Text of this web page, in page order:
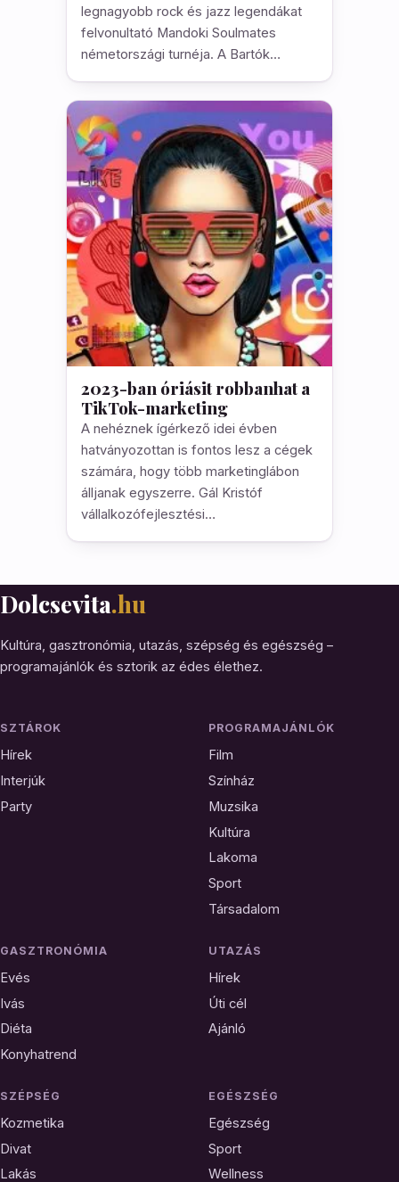
legnagyobb rock és jazz legendákat
felvonultató Mandoki Soulmates
németországi turnéja. A Bartók…
2023-ban óriásit robbanhat a
TikTok-marketing
A nehéznek ígérkező idei évben
hatványozottan is fontos lesz a cégek
számára, hogy több marketinglábon
álljanak egyszerre. Gál Kristóf
vállalkozófejlesztési…
Dolcsevita.hu
Kultúra, gasztronómia, utazás, szépség és egészség –
programajánlók és sztorik az édes élethez.
SZTÁROK
Hírek
Interjúk
Party
PROGRAMAJÁNLÓK
Film
Színház
Muzsika
Kultúra
Lakoma
Sport
Társadalom
GASZTRONÓMIA
Evés
Ivás
Diéta
Konyhatrend
UTAZÁS
Hírek
Úti cél
Ajánló
SZÉPSÉG
Kozmetika
Divat
Lakás
EGÉSZSÉG
Egészség
Sport
Wellness